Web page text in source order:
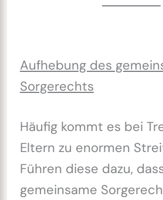
Aufhebung des
Sorgerechts
Häufig kommt es bei
Eltern zu enormen
Führen diese dazu,
gemeinsame